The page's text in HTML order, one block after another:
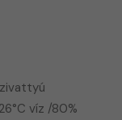
víz /80%